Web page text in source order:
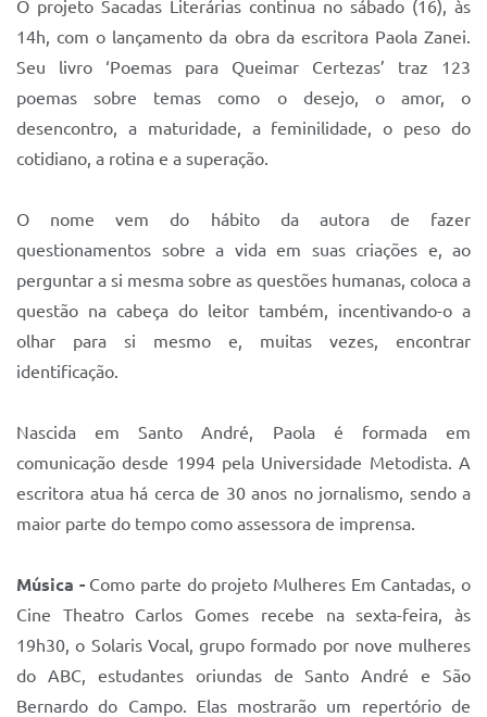
O projeto Sacadas Literárias continua no sábado (16), às
14h, com o lançamento da obra da escritora Paola Zanei.
Seu livro ‘Poemas para Queimar Certezas’ traz 123
poemas sobre temas como o desejo, o amor, o
desencontro, a maturidade, a feminilidade, o peso do
cotidiano, a rotina e a superação.
O nome vem do hábito da autora de fazer
questionamentos sobre a vida em suas criações e, ao
perguntar a si mesma sobre as questões humanas, coloca a
questão na cabeça do leitor também, incentivando-o a
olhar para si mesmo e, muitas vezes, encontrar
identificação.
Nascida em Santo André, Paola é formada em
comunicação desde 1994 pela Universidade Metodista. A
escritora atua há cerca de 30 anos no jornalismo, sendo a
maior parte do tempo como assessora de imprensa.
Música -Como parte do projeto Mulheres Em Cantadas, o
Cine Theatro Carlos Gomes recebe na sexta-feira, às
19h30, o Solaris Vocal, grupo formado por nove mulheres
do ABC, estudantes oriundas de Santo André e São
Bernardo do Campo. Elas mostrarão um repertório de